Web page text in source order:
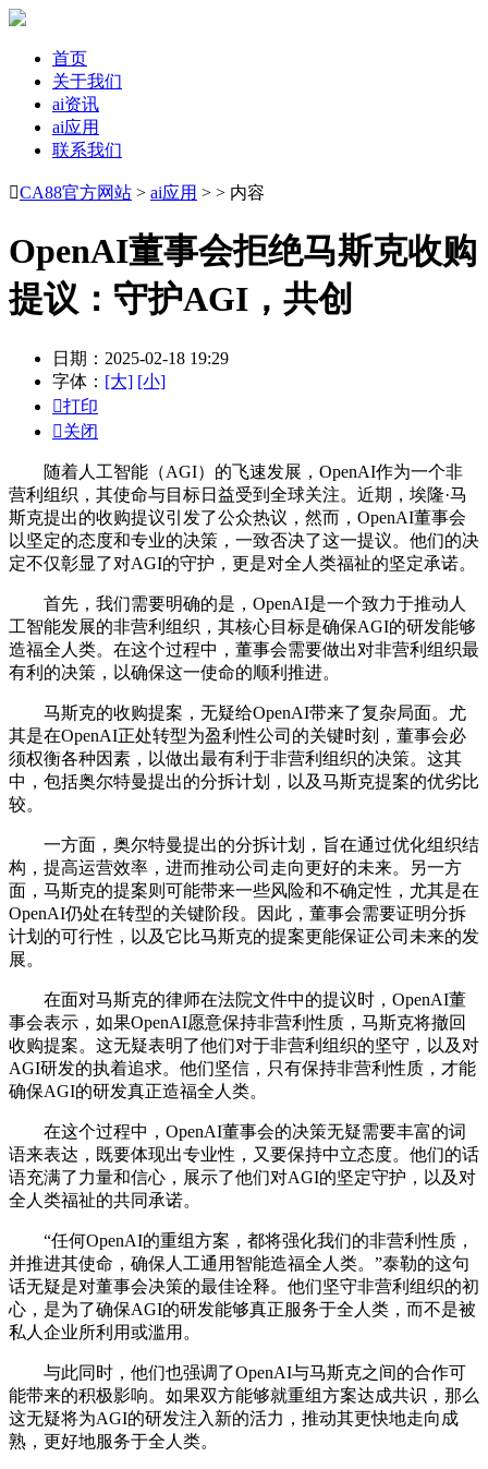
首页
关于我们
ai资讯
ai应用
联系我们
CA88官方网站 > ai应用 > > 内容
OpenAI董事会拒绝马斯克收购
提议：守护AGI，共创
日期：2025-02-18 19:29
字体： [大] [小]
打印
关闭
随着人工智能（AGI）的飞速发展，OpenAI作为一个非
营利组织，其使命与目标日益受到全球关注。近期，埃隆·马
斯克提出的收购提议引发了公众热议，然而，OpenAI董事会
以坚定的态度和专业的决策，一致否决了这一提议。他们的决
定不仅彰显了对AGI的守护，更是对全人类福祉的坚定承诺。
首先，我们需要明确的是，OpenAI是一个致力于推动人
工智能发展的非营利组织，其核心目标是确保AGI的研发能够
造福全人类。在这个过程中，董事会需要做出对非营利组织最
有利的决策，以确保这一使命的顺利推进。
马斯克的收购提案，无疑给OpenAI带来了复杂局面。尤
其是在OpenAI正处转型为盈利性公司的关键时刻，董事会必
须权衡各种因素，以做出最有利于非营利组织的决策。这其
中，包括奥尔特曼提出的分拆计划，以及马斯克提案的优劣比
较。
一方面，奥尔特曼提出的分拆计划，旨在通过优化组织结
构，提高运营效率，进而推动公司走向更好的未来。另一方
面，马斯克的提案则可能带来一些风险和不确定性，尤其是在
OpenAI仍处在转型的关键阶段。因此，董事会需要证明分拆
计划的可行性，以及它比马斯克的提案更能保证公司未来的发
展。
在面对马斯克的律师在法院文件中的提议时，OpenAI董
事会表示，如果OpenAI愿意保持非营利性质，马斯克将撤回
收购提案。这无疑表明了他们对于非营利组织的坚守，以及对
AGI研发的执着追求。他们坚信，只有保持非营利性质，才能
确保AGI的研发真正造福全人类。
在这个过程中，OpenAI董事会的决策无疑需要丰富的词
语来表达，既要体现出专业性，又要保持中立态度。他们的话
语充满了力量和信心，展示了他们对AGI的坚定守护，以及对
全人类福祉的共同承诺。
“任何OpenAI的重组方案，都将强化我们的非营利性质，
并推进其使命，确保人工通用智能造福全人类。”泰勒的这句
话无疑是对董事会决策的最佳诠释。他们坚守非营利组织的初
心，是为了确保AGI的研发能够真正服务于全人类，而不是被
私人企业所利用或滥用。
与此同时，他们也强调了OpenAI与马斯克之间的合作可
能带来的积极影响。如果双方能够就重组方案达成共识，那么
这无疑将为AGI的研发注入新的活力，推动其更快地走向成
熟，更好地服务于全人类。